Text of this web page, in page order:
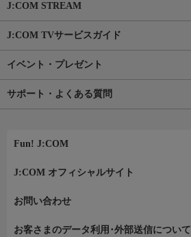
J:COM STREAM
J:COM TVサービスガイド
イベント・プレゼント
サポート・よくある質問
Fun! J:COM
J:COM オフィシャルサイト
お問い合わせ
お客さまのデータ利用･外部送信について